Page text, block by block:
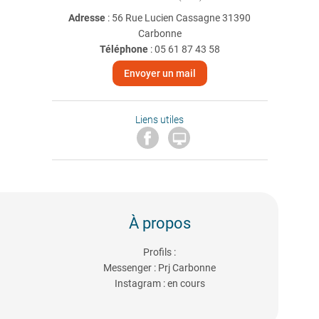
Adresse : 56 Rue Lucien Cassagne 31390
Carbonne
Téléphone:05 61 87 43 58
Envoyer un mail
Liens utiles

À propos
Profils :
Messenger : Prj Carbonne
Instagram : en cours